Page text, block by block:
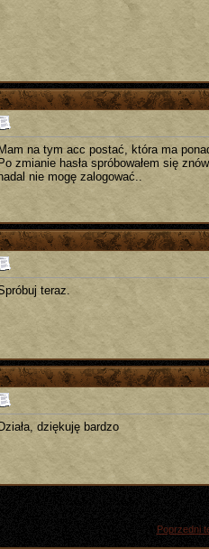
Mam na tym acc postać, która ma
Po zmianie hasła spróbowałem się
nie mogę zalogować..
teraz.
Działa, dziękuję bardzo
Poprzedni